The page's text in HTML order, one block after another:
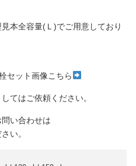
本全容量(Ｌ)でご用意しており
セット画像こちら
てはご依頼ください。
い合わせは
い。